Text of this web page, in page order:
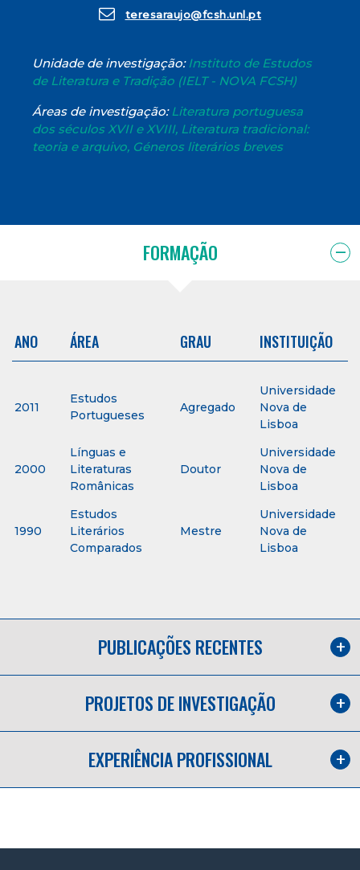
teresaraujo@fcsh.unl.pt
Unidade de investigação:Instituto de Estudos
de Literatura e Tradição (IELT - NOVA FCSH)
Áreas de investigação:Literatura portuguesa
dos séculos XVII e XVIII, Literatura tradicional:
teoria e arquivo, Géneros literários breves
FORMAÇÃO
ANO ÁREA GRAU INSTITUIÇÃO
2011
Estudos
Portugueses
Agregado
Universidade
Nova de
Lisboa
2000
Línguas e
Literaturas
Românicas
Doutor
Universidade
Nova de
Lisboa
1990
Estudos
Literários
Comparados
Mestre
Universidade
Nova de
Lisboa
PUBLICAÇÕES RECENTES
PROJETOS DE INVESTIGAÇÃO
EXPERIÊNCIA PROFISSIONAL